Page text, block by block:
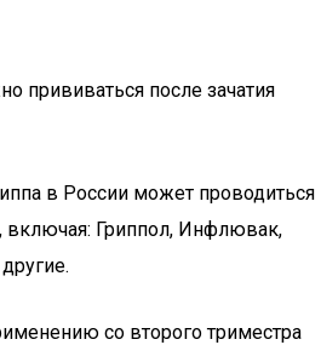
прививаться после зачатия
в России может проводиться
Гриппол, Инфлювак,
со второго триместра